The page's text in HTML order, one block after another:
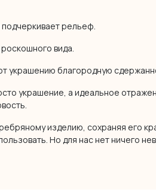
рельеф.
вида.
украшению благородную
украшение, а идеальное
изделию, сохраняя его
Но для нас нет ничего